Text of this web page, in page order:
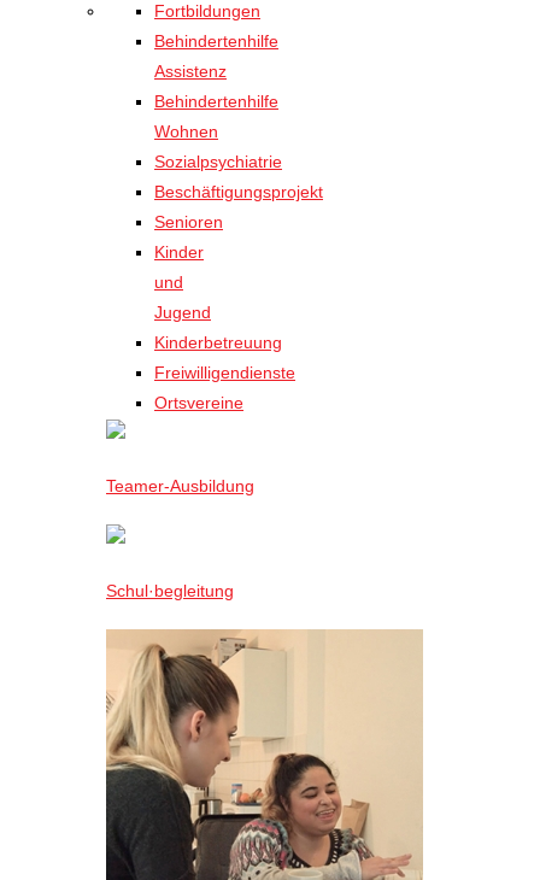
Fortbildungen
Behindertenhilfe
Assistenz
Behindertenhilfe
Wohnen
Sozialpsychiatrie
Beschäftigungsprojekt
Senioren
Kinder
und
Jugend
Kinderbetreuung
Freiwilligendienste
Ortsvereine
Teamer-Ausbildung
Schul·begleitung